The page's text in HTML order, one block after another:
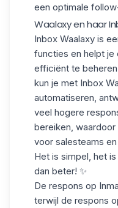
een optimale
Waalaxy en haar
Inbox Waalaxy is
functies en helpt je
efficiënt te
kun je met Inbox
automatiseren,
veel hogere
bereiken,
voor salesteams
Het is simpel, het is
dan beter! ✨
De respons op
terwijl de respons